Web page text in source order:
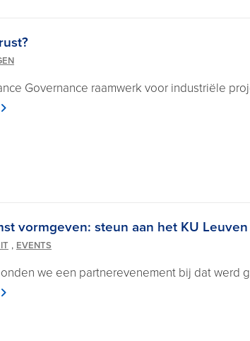
Governance raamwerk voor industriële
vormgeven: steun aan het KU
, EVENTS
we een partnerevenement bij dat werd